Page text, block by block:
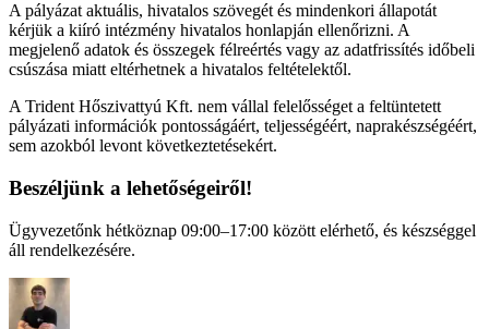
A pályázat aktuális, hivatalos szövegét és mindenkori állapotát
kérjük a kiíró intézmény hivatalos honlapján ellenőrizni. A
megjelenő adatok és összegek félreértés vagy az adatfrissítés időbeli
csúszása miatt eltérhetnek a hivatalos feltételektől.
A Trident Hőszivattyú Kft. nem vállal felelősséget a feltüntetett
pályázati információk pontosságáért, teljességéért, naprakészségéért,
sem azokból levont következtetésekért.
Beszéljünk a lehetőségeiről!
Ügyvezetőnk hétköznap 09:00–17:00 között elérhető, és készséggel
áll rendelkezésére.